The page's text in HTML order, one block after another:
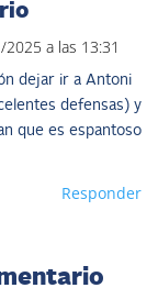
a las 13:31
dejar ir a Antoni
defensas) y
que es espantoso
Responder